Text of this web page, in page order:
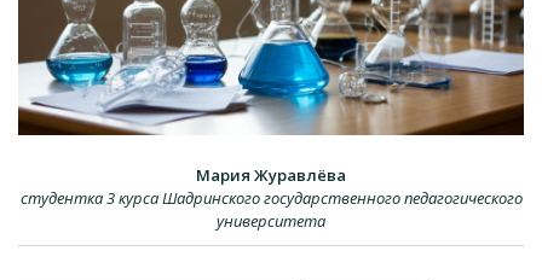
Мария Журавлёва
студентка 3 курса Шадринского государственного педагогического
университета